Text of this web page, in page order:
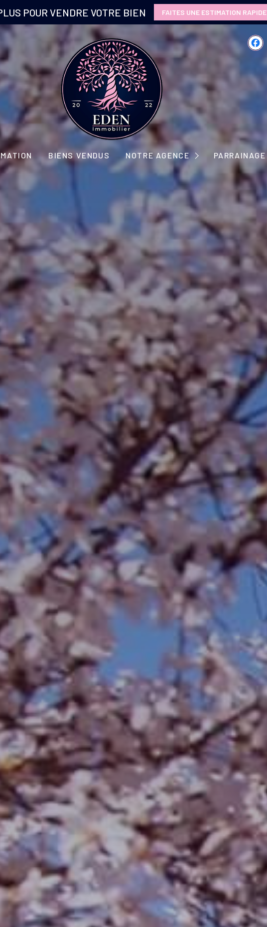
POUR VENDRE VOTRE BIEN FAITES UNE ESTIMATION RAPIDE
BIENS VENDUS NOTRE AGENCE
NOTRE CONCEPT
NOTRE ÉQUIPE
NOS PARTENAIRES
PARRAINAGE